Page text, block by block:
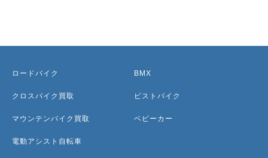
ロードバイク
クロスバイク買取
マウンテンバイク買取
電動アシスト自転車
BMX
ピストバイク
ベビーカー